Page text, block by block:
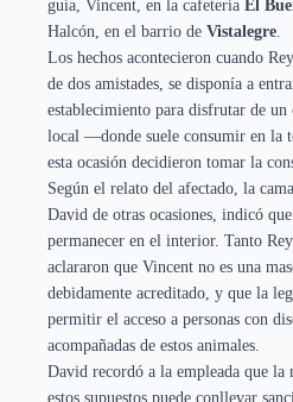
guía, Vincent, en la cafetería El
Halcón, en el barrio de Vistalegre.
Los hechos acontecieron cuando
de dos amistades, se disponía a
establecimiento para disfrutar de
local —donde suele consumir en la
esta ocasión decidieron tomar la
Según el relato del afectado, la
David de otras ocasiones, indicó
permanecer en el interior. Tanto
aclararon que Vincent no es una
debidamente acreditado, y que la
permitir el acceso a personas con
acompañadas de estos animales.
David recordó a la empleada que la
estos supuestos puede conllevar